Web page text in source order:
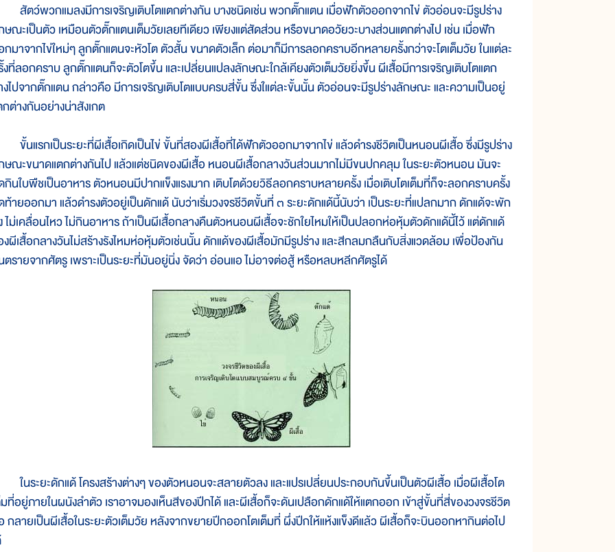
สัตว์พวกแมลงมีการเจริญเติบโตแตกต่างกัน บางชนิดเช่น พวกตั๊กแตน เมื่อฟักตัวออกจากไข่ ตัวอ่อนจะมีรูปร่าง
ณะเป็นตัว เหมือนตัวตั๊กแตนเต็มวัยเลยทีเดียว เพียงแต่สัดส่วน หรือขนาดอวัยวะบางส่วนแตกต่างไป เช่น เมื่อฟัก
มาจากไข่ใหม่ๆ ลูกตั๊กแตนจะหัวโต ตัวสั้น ขนาดตัวเล็ก ต่อมาก็มีการลอกคราบอีกหลายครั้งกว่าจะโตเต็มวัย ในแต่ละ
งที่ลอกคราบ ลูกตั๊กแตนก็จะตัวโตขึ้น และเปลี่ยนแปลงลักษณะใกล้เคียงตัวเต็มวัยยิ่งขึ้น ผีเสื้อมีการเจริญเติบโตแตก
งไปจากตั๊กแตน กล่าวคือ มีการเจริญเติบโตแบบครบสี่ขั้น ซึ่งใแต่ละขั้นนั้น ตัวอ่อนจะมีรูปร่างลักษณะ และความเป็นอยู่
กต่างกันอย่างน่าสังเกต
ขั้นแรกเป็นระยะที่ผีเสื้อเกิดเป็นไข่ ขั้นที่สองผีเสื้อที่ได้ฟักตัวออกมาจากไข่ แล้วดำรงชีวิตเป็นหนอนผีเสื้อ ซึ่งมีรูปร่าง
ณะขนาดแตกต่างกันไป แล้วแต่ชนิดของผีเสื้อ หนอนผีเสื้อกลางวันส่วนมากไม่มีขนปกคลุม ในระยะตัวหนอน มันจะ
นใบพืชเป็นอาหาร ตัวหนอนมีปากแข็งแรงมาก เติบโตด้วยวิธีลอกคราบหลายครั้ง เมื่อเติบโตเต็มที่ก็จะลอกคราบครั้ง
ายออกมา แล้วดำรงตัวอยู่เป็นดักแด้ นับว่าเริ่มวงจรชีวิตขั้นที่ ๓ ระยะดักแด้นี้นับว่า เป็นระยะที่แปลกมาก ดักแด้จะพัก
ไม่เคลื่อนไหว ไม่กินอาหาร ถ้าเป็นผีเสื้อกลางคืนตัวหนอนผีเสื้อจะชักใยไหมให้เป็นปลอกห่อหุ้มตัวดักแด้นี้ไว้ แต่ดักแด้
ผีเสื้อกลางวันไม่สร้างรังไหมห่อหุ้มตัวเช่นนั้น ดักแด้ของผีเสื้อมักมีรูปร่าง และสีกลมกลืนกับสิ่งแวดล้อม เพื่อป้องกัน
รายจากศัตรู เพราะเป็นระยะที่มันอยู่นิ่ง จัดว่า อ่อนแอ ไม่อาจต่อสู้ หรือหลบหลีกศัตรูได้
ในระยะดักแด้ โครงสร้างต่างๆ ของตัวหนอนจะสลายตัวลง และแปรเปลี่ยนประกอบกันขึ้นเป็นตัวผีเสื้อ เมื่อผีเสื้อโต
มที่อยู่ภายในผนังลำตัว เราอาจมองเห็นสีของปีกได้ และผีเสื้อก็จะดันเปลือกดักแด้ให้แตกออก เข้าสู่ขั้นที่สี่ของวงจรชีวิต
กลายเป็นผีเสื้อในระยะตัวเต็มวัย หลังจากขยายปีกออกโตเต็มที่ ผึ่งปีกให้แห้งแข็งดีแล้ว ผีเสื้อก็จะบินออกหากินต่อไป